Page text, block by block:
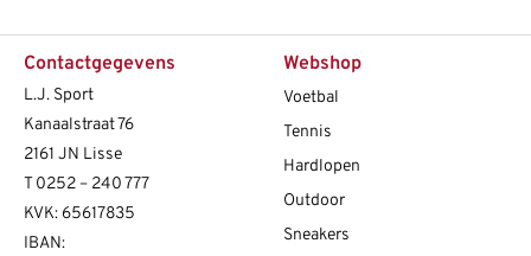
Contactgegevens
L.J. Sport
Kanaalstraat 76
2161 JN Lisse
T 0252 – 240 777
KVK: 65617835
IBAN:
Webshop
Voetbal
Tennis
Hardlopen
Outdoor
Sneakers